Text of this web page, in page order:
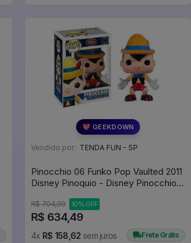
💖 GEEKDOWN
Vendido por: TENDA FUN - SP
Pinocchio 06 Funko Pop Vaulted 2011
Disney Pinoquio - Disney Pinocchio -
#6
R$ 704,99 10% OFF
R$ 634,49
4x R$ 158,62 sem juros Frete Grátis